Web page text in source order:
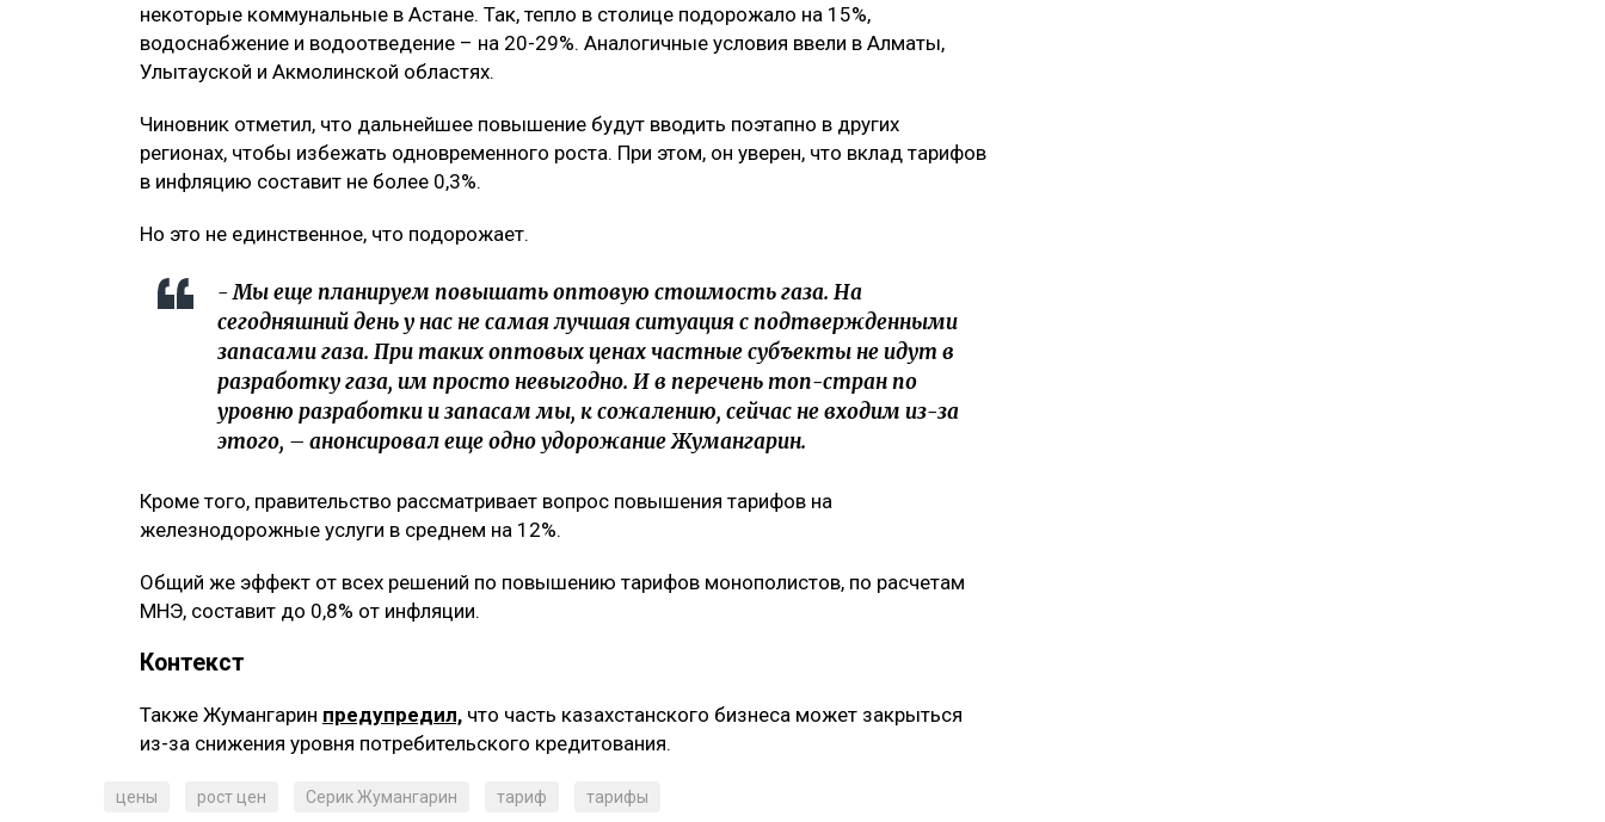
некоторые коммунальные в Астане. Так, тепло в столице подорожало на 15%,
водоснабжение и водоотведение – на 20-29%. Аналогичные условия ввели в Алматы,
Улытауской и Акмолинской областях.
Чиновник отметил, что дальнейшее повышение будут вводить поэтапно в других
регионах, чтобы избежать одновременного роста. При этом, он уверен, что вклад тарифов
в инфляцию составит не более 0,3%.
Но это не единственное, что подорожает.
- Мы еще планируем повышать оптовую стоимость газа. На
сегодняшний день у нас не самая лучшая ситуация с подтвержденными
запасами газа. При таких оптовых ценах частные субъекты не идут в
разработку газа, им просто невыгодно. И в перечень топ-стран по
уровню разработки и запасам мы, к сожалению, сейчас не входим из-за
этого, – анонсировал еще одно удорожание Жумангарин.
Кроме того, правительство рассматривает вопрос повышения тарифов на
железнодорожные услуги в среднем на 12%.
Общий же эффект от всех решений по повышению тарифов монополистов, по расчетам
МНЭ, составит до 0,8% от инфляции.
Контекст
Также Жумангарин предупредил, что часть казахстанского бизнеса может закрыться
из-за снижения уровня потребительского кредитования.
цены рост цен Серик Жумангарин тариф тарифы